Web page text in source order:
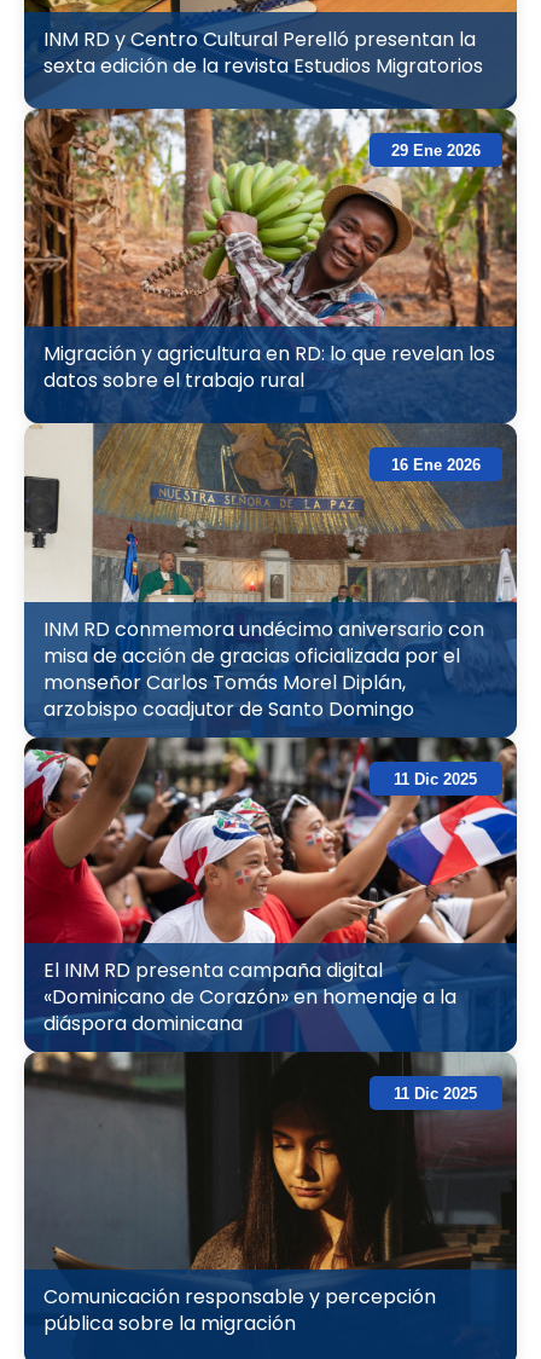
INM RD y Centro Cultural Perelló presentan la
sexta edición de la revista Estudios Migratorios
29 Ene 2026
Migración y agricultura en RD: lo que revelan los
datos sobre el trabajo rural
16 Ene 2026
INM RD conmemora undécimo aniversario con
misa de acción de gracias oficializada por el
monseñor Carlos Tomás Morel Diplán,
arzobispo coadjutor de Santo Domingo
11 Dic 2025
El INM RD presenta campaña digital
«Dominicano de Corazón» en homenaje a la
diáspora dominicana
11 Dic 2025
Comunicación responsable y percepción
pública sobre la migración